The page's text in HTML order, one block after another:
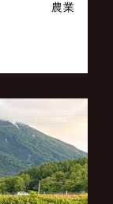
農業